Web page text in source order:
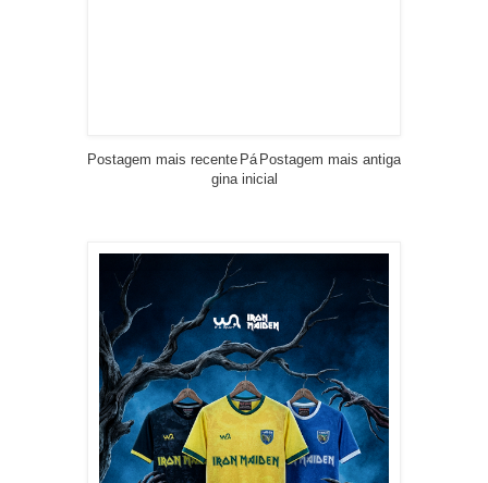
Postagem mais recente Postagem mais antiga
Pá
gina inicial